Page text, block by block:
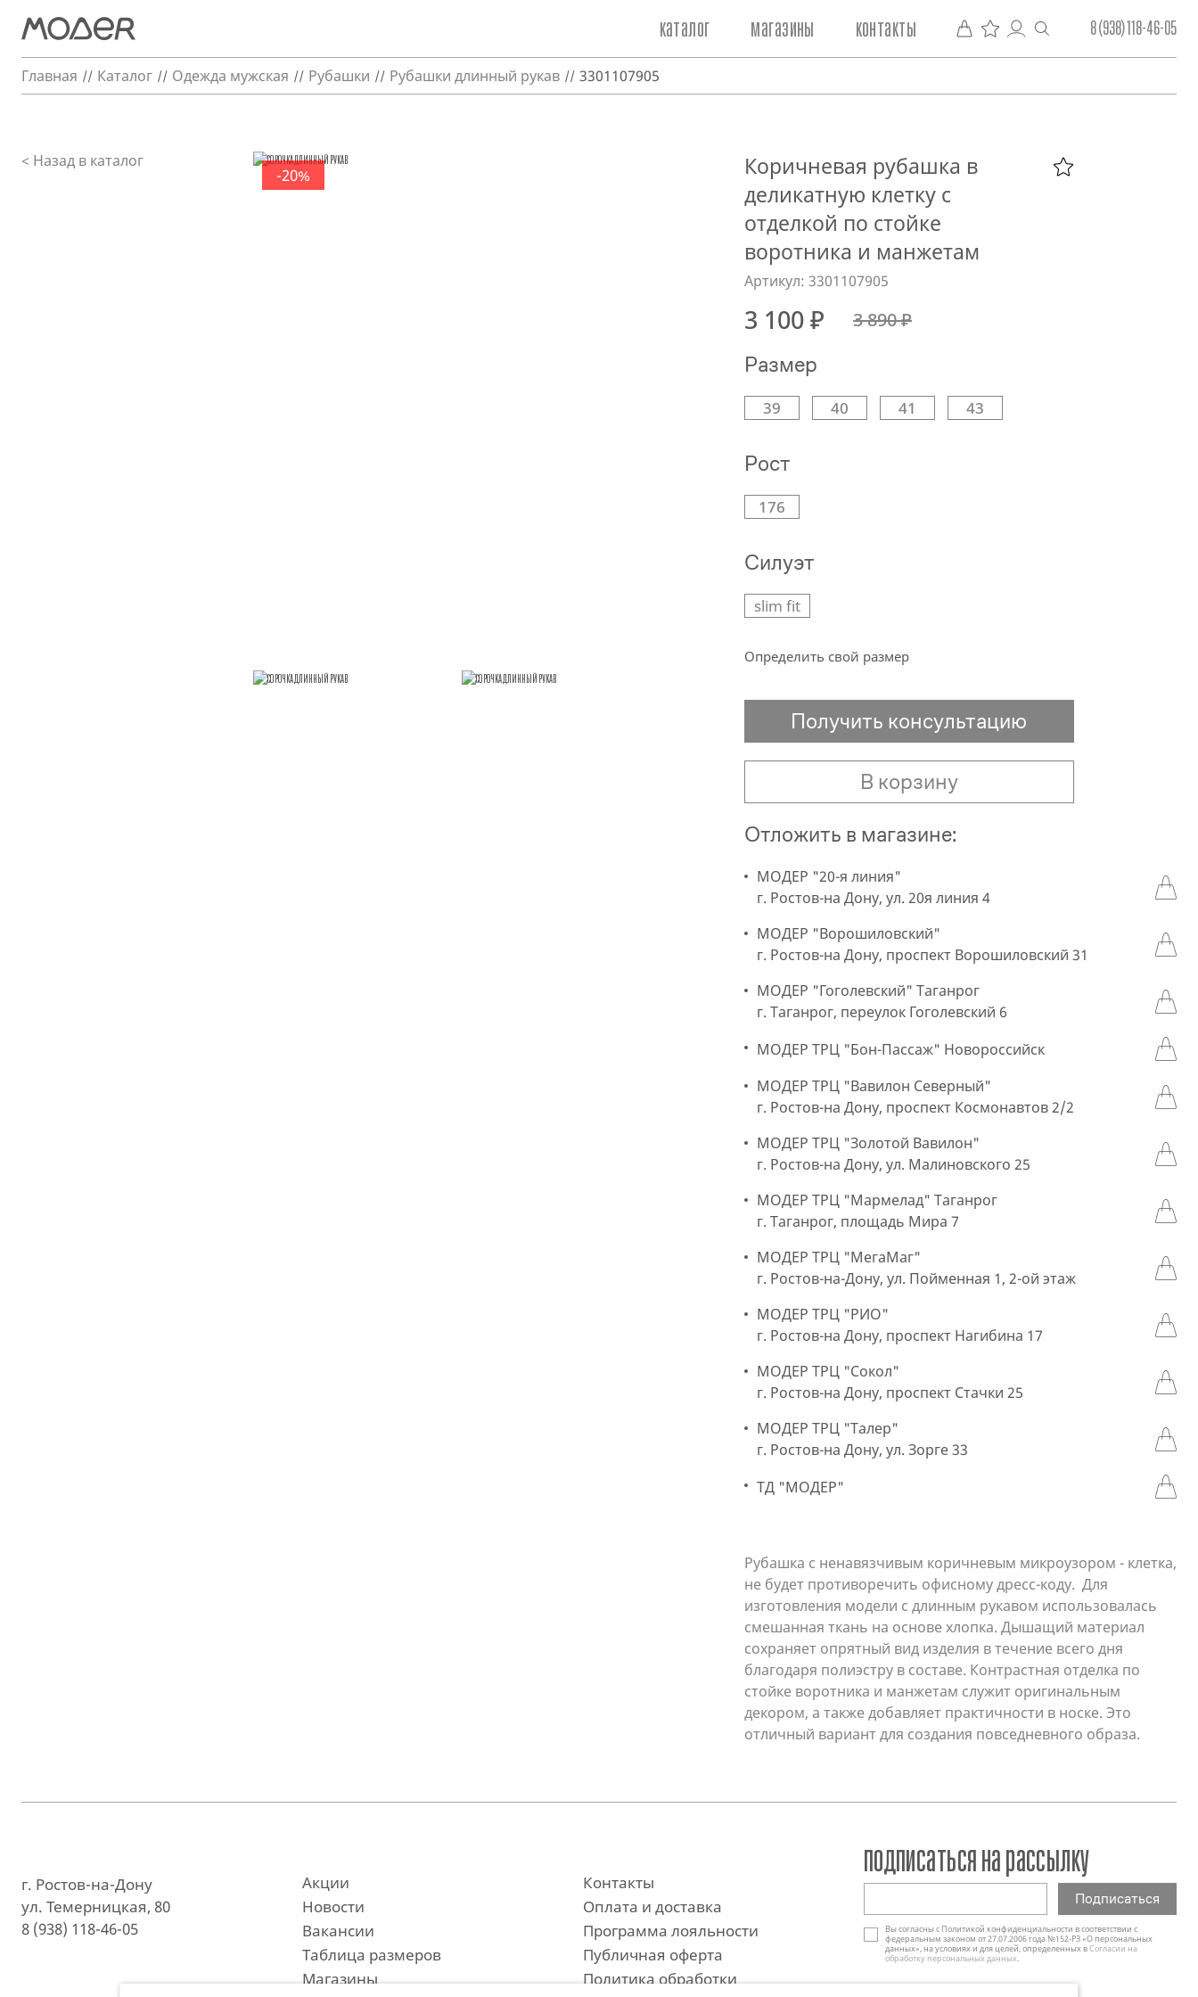
каталог магазины контакты 8 (938) 118-46-05
Главная Каталог Одежда мужская Рубашки Рубашки длинный рукав 3301107905
< Назад в каталог
-20%
Коричневая рубашка в
деликатную клетку с
отделкой по стойке
воротника и манжетам
Артикул: 3301107905
3 100 ₽ 3 890 ₽
Размер
39 40 41 43
Рост
176
Силуэт
slim fit
Определить свой размер
Получить консультацию
В корзину
Отложить в магазине:
МОДЕР "20-я линия"
г. Ростов-на Дону, ул. 20я линия 4
МОДЕР "Ворошиловский"
г. Ростов-на Дону, проспект Ворошиловский 31
МОДЕР "Гоголевский" Таганрог
г. Таганрог, переулок Гоголевский 6
МОДЕР ТРЦ "Бон-Пассаж" Новороссийск
МОДЕР ТРЦ "Вавилон Северный"
г. Ростов-на Дону, проспект Космонавтов 2/2
МОДЕР ТРЦ "Золотой Вавилон"
г. Ростов-на Дону, ул. Малиновского 25
МОДЕР ТРЦ "Мармелад" Таганрог
г. Таганрог, площадь Мира 7
МОДЕР ТРЦ "МегаМаг"
г. Ростов-на-Дону, ул. Пойменная 1, 2-ой этаж
МОДЕР ТРЦ "РИО"
г. Ростов-на Дону, проспект Нагибина 17
МОДЕР ТРЦ "Сокол"
г. Ростов-на Дону, проспект Стачки 25
МОДЕР ТРЦ "Талер"
г. Ростов-на Дону, ул. Зорге 33
ТД "МОДЕР"
Рубашка с ненавязчивым коричневым микроузором - клетка,
не будет противоречить офисному дресс-коду. Для
изготовления модели с длинным рукавом использовалась
смешанная ткань на основе хлопка. Дышащий материал
сохраняет опрятный вид изделия в течение всего дня
благодаря полиэстру в составе. Контрастная отделка по
стойке воротника и манжетам служит оригинальным
декором, а также добавляет практичности в носке. Это
отличный вариант для создания повседневного образа.
г. Ростов-на-Дону
ул. Темерницкая, 80
8 (938) 118-46-05
Акции
Новости
Вакансии
Таблица размеров
Магазины
Контакты
Оплата и доставка
Программа лояльности
Публичная оферта
Политика обработки
подписаться на рассылку
Вы согласны с Политикой конфиденциальности в соответствии с
федеральным законом от 27.07.2006 года №152-РЗ «О персональных
данных», на условиях и для целей, определенных вСогласии на
обработку персональных данных.